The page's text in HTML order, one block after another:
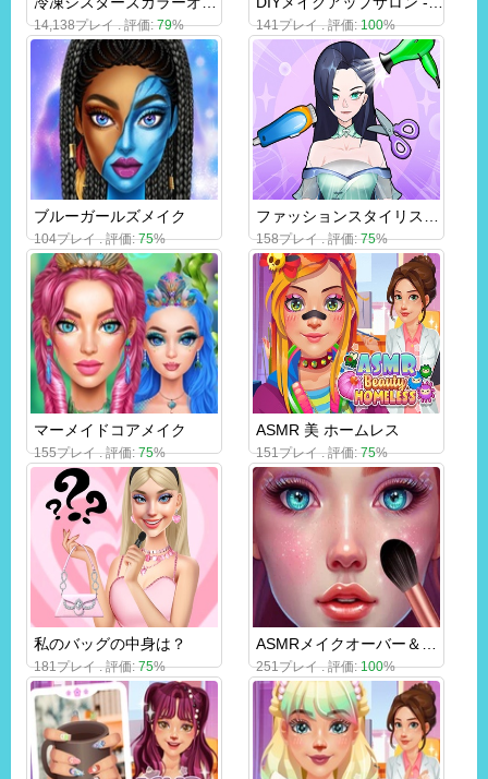
14,138プレイ . 評価:79% 141プレイ . 評価:100%
ブルーガールズメイク
104プレイ . 評価:75% 158プレイ . 評価:75%
マーメイドコアメイク
155プレイ . 評価:75%
ASMR 美 ホームレス
151プレイ . 評価:75%
私のバッグの中身は？
181プレイ . 評価:75% 251プレイ . 評価:100%